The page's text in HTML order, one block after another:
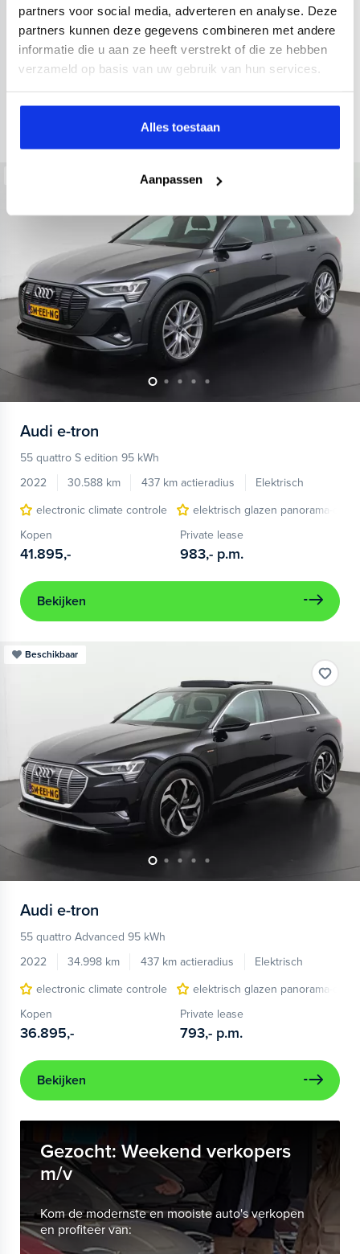
partners voor social media, adverteren en analyse. Deze
partners kunnen deze gegevens combineren met andere
informatie die u aan ze heeft verstrekt of die ze hebben
verzameld op basis van uw gebruik van hun services.
Alles toestaan
Aanpassen
Hybride benzine
Automaat
achteruitrijcamera
Apple Carplay/Android Auto
Kopen
Op aanvraag
Audi e-tron
55 quattro S edition 95 kWh
2022
30.588 km 437 km actieradius
Elektrisch
electronic climate controle
elektrisch glazen panorama-dak
Kopen
41.895,-
Private lease
983,- p.m.
Bekijken
Beschikbaar
Audi e-tron
55 quattro Advanced 95 kWh
2022
34.998 km 437 km actieradius
Elektrisch
electronic climate controle
elektrisch glazen panorama-dak
Kopen
36.895,-
Private lease
793,- p.m.
Bekijken
Gezocht: Weekend verkopers
m/v
Kom de modernste en mooiste auto's verkopen
en profiteer van: